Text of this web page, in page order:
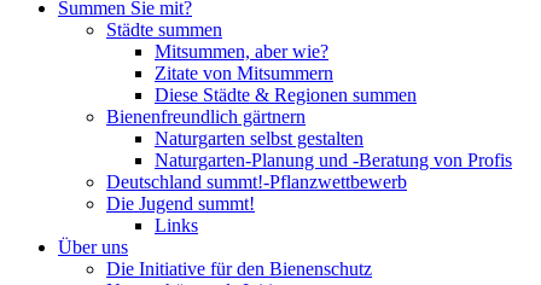
Summen Sie mit?
Städte summen
Mitsummen, aber wie?
Zitate von Mitsummern
Diese Städte & Regionen summen
Bienenfreundlich gärtnern
Naturgarten selbst gestalten
Naturgarten-Planung und -Beratung von Profis
Deutschland summt!-Pflanzwettbewerb
Die Jugend summt!
Links
Über uns
Die Initiative für den Bienenschutz